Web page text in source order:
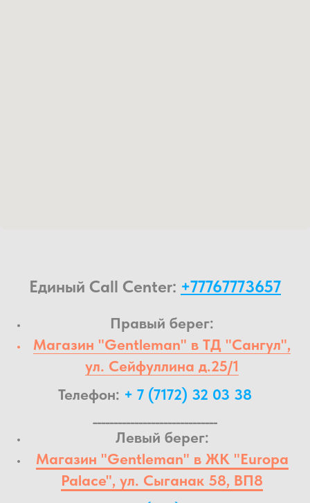
Единый Call Center: +77767773657
Правый берег:
Магазин "Gentleman" в ТД "Сангул",
ул. Сейфуллина д.25/1
Телефон: + 7 (7172) 32 03 38
Левый берег:
Магазин "Gentleman" в ЖК "Europa
Palace", ул. Сыганак 58, ВП8